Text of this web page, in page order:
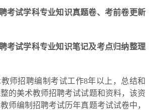
考试学科专业知识真题卷、考前卷更新
考试学科专业知识笔记及考点归纳整理
师招聘编制考试工作8年以上，总结和
的美术教师招聘考试试题和资料，该资
师编制招聘考试历年真题考试试卷中，